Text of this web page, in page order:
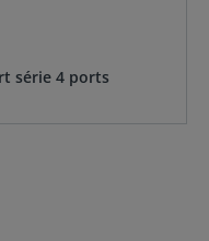
série 4 ports